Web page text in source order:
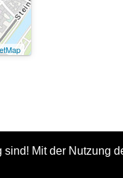
Mit der Nutzung
PLAN - Referat für